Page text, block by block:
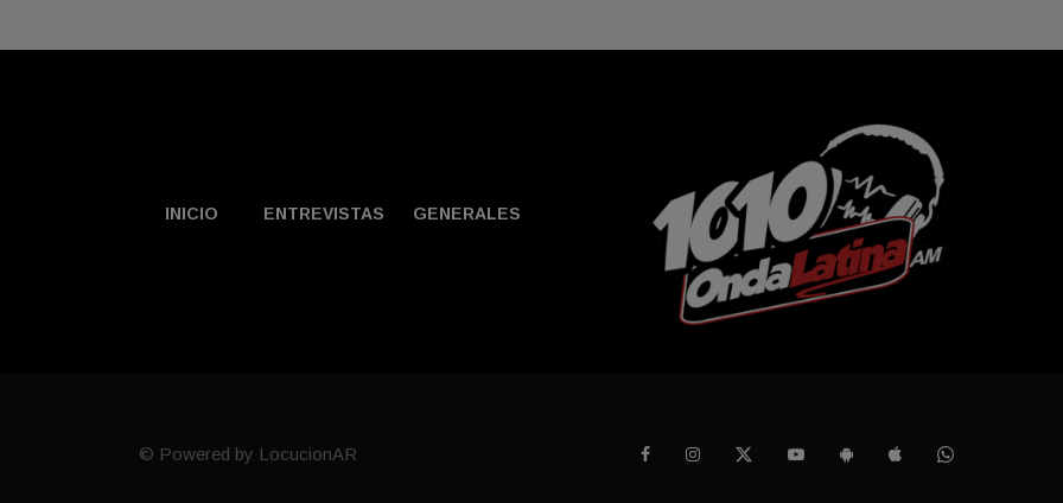
INICIO ENTREVISTAS GENERALES
© Powered by LocucionAR